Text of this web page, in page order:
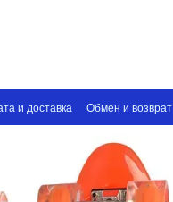
и доставка Обмен и возврат